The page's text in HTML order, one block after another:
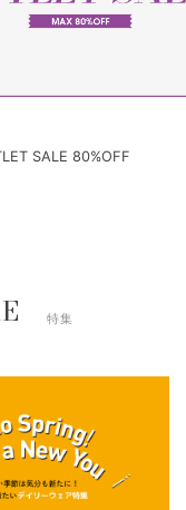
SALE 80%OFF
特集